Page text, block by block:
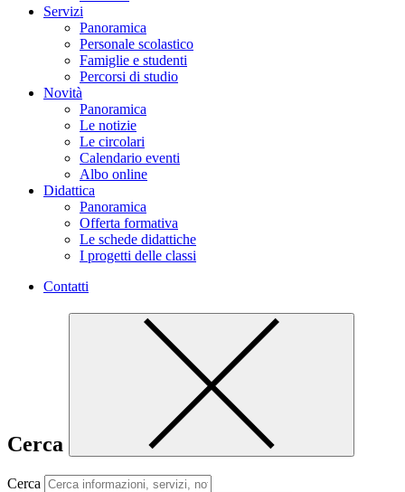
Servizi
Panoramica
Personale scolastico
Famiglie e studenti
Percorsi di studio
Novità
Panoramica
Le notizie
Le circolari
Calendario eventi
Albo online
Didattica
Panoramica
Offerta formativa
Le schede didattiche
I progetti delle classi
Contatti
Cerca
Cerca